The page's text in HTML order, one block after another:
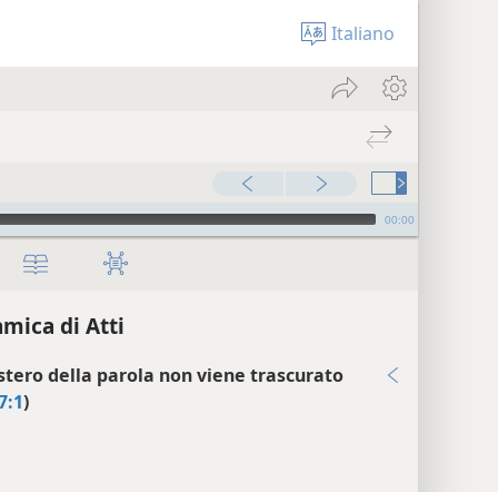
Italiano
00:00
di Atti
della parola non viene trascurato
)